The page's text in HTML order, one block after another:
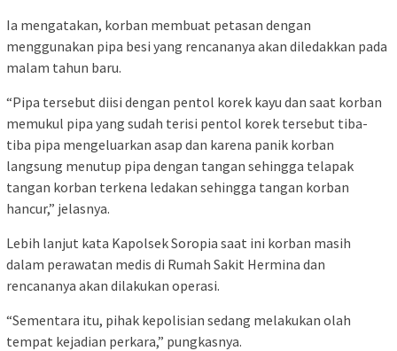
Ia mengatakan, korban membuat petasan dengan
menggunakan pipa besi yang rencananya akan diledakkan pada
malam tahun baru.
“Pipa tersebut diisi dengan pentol korek kayu dan saat korban
memukul pipa yang sudah terisi pentol korek tersebut tiba-
tiba pipa mengeluarkan asap dan karena panik korban
langsung menutup pipa dengan tangan sehingga telapak
tangan korban terkena ledakan sehingga tangan korban
hancur,” jelasnya.
Lebih lanjut kata Kapolsek Soropia saat ini korban masih
dalam perawatan medis di Rumah Sakit Hermina dan
rencananya akan dilakukan operasi.
“Sementara itu, pihak kepolisian sedang melakukan olah
tempat kejadian perkara,” pungkasnya.